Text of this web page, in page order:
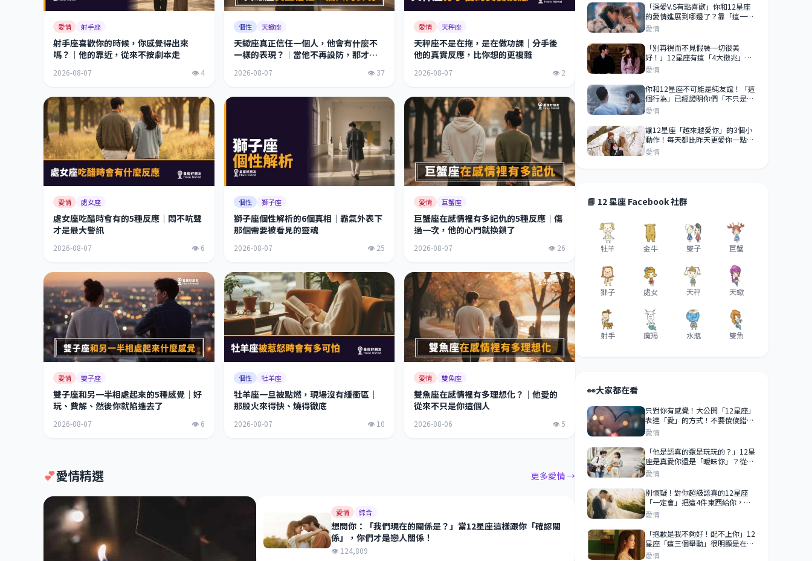
愛情 射手座
射手座喜歡你的時候，你感覺得出來
嗎？｜他的靠近，從來不按劇本走
2026-08-07 👁 4
個性 天蠍座
天蠍座真正信任一個人，他會有什麼不
一樣的表現？｜當他不再設防，那才是
2026-08-07 👁 37
愛情 天秤座
天秤座不是在拖，是在做功課｜分手後
他的真實反應，比你想的更複雜
2026-08-07 👁 2
愛情 處女座
處女座吃醋時會有的5種反應｜悶不吭聲
才是最大警訊
2026-08-07 👁 6
個性 獅子座
獅子座個性解析的6個真相｜霸氣外表下
那個需要被看見的靈魂
2026-08-07 👁 25
愛情 巨蟹座
巨蟹座在感情裡有多記仇的5種反應｜傷
過一次，他的心門就換鎖了
2026-08-07 👁 26
愛情 雙子座
雙子座和另一半相處起來的5種感覺｜好
玩、費解、然後你就陷進去了
2026-08-07 👁 6
個性 牡羊座
牡羊座一旦被點燃，現場沒有緩衝區｜
那股火來得快、燒得徹底
2026-08-07 👁 10
愛情 雙魚座
雙魚座在感情裡有多理想化？｜他愛的
從來不只是你這個人
2026-08-06 👁 5
💕愛情精選 更多愛情 →
愛情 綜合
想問你：「我們現在的關係是？」當12星座這樣跟你「確認關
係」，你們才是戀人關係！
👁 124,809
「深愛V.S有點喜歡」你和12星座
的愛情進展到哪邊了？靠「這一
點」來判斷！
愛情
「別再視而不見假裝一切很美
好！」12星座有這「4大徵兆」，
代表他已經想離開你，你們的愛已
經逝去了！
愛情
你和12星座不可能是純友誼！「這
個行為」已經證明你們「不只是朋
友」！
愛情
讓12星座「越來越愛你」的3個小
動作！每天都比昨天更愛你一點！
來看看怎麼讓他淪陷！
愛情
📘 12 星座 Facebook 社群
牡羊 金牛 雙子 巨蟹
獅子 處女 天秤 天蠍
射手 魔羯 水瓶 雙魚
👀大家都在看
只對你有感覺！大公開「12星座」
表達「愛」的方式！不要傻傻錯過
他「心動的暗號」！
愛情
「他是認真的還是玩玩的？」12星
座是真愛你還是「曖昧你」？從這
些行為就看得出來！
愛情
別懷疑！對你超級認真的12星座
「一定會」把這4件東西給你，早
已走心的舉動！
愛情
「抱歉是我不夠好！配不上你」12
星座「這三個舉動」很明顯是在拒
絕你？
愛情